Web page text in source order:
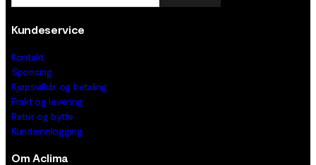
Kundeservice
Kontakt
Sponsing
Kjøpsvilkår og betaling
Frakt og levering
Retur og bytte
Kundeinnlogging
Om Aclima